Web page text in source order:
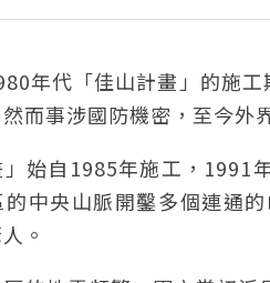
年代「佳山計畫」的施
而事涉國防機密，至今外
」始自1985年施工，1991
的中央山脈開鑿多個連通
。